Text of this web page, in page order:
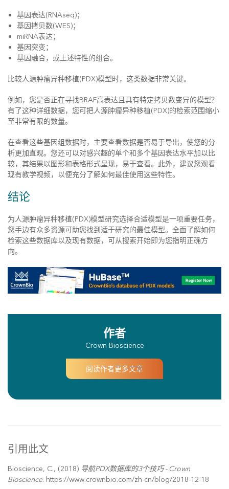
基因表达(RNAseq)；
基因拷贝数(WES)；
miRNA表达；
基因突变；
基因融合，或上述特性的组合。
比较人源肿瘤异种移植(PDX)模型时，这类数据非常关键。
例如，您是否正在寻找BRAF高表达且具有特定拷贝数变异的模型？
有了这种详细数据，您可把人源肿瘤异种移植(PDX)的检索范围缩小
至非常有限的数量。
在查看这些基因组数据时，主要查看数据是否易于导出，使您的分
析更加直观。您还可以对感兴趣的单个和多个基因表达水平加以比
较，其结果以图形和表格形式呈现，易于查看。此外，建议您观看
现有教学视频，以便充分了解如何最佳使用这些特性。
结论
为人源肿瘤异种移植(PDX)模型研究选择合适模型是一项重要任务，
您手边有众多资源可助您找到适于研究的最佳模型。全面了解如何
检索这些数据库以及现有数据，可从搜索开始即为您指明正确方
向。
作者
Crown Bioscience
阅读作者更多文章
引用此文
Bioscience, C., (2018) 导航PDX数据库的3个技巧 - Crown
Bioscience. https://www.crownbio.com/zh-cn/blog/2018-12-18